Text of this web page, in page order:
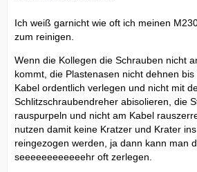
Ich weiß garnicht wie oft ich meinen
zum reinigen.
Wenn die Kollegen die Schrauben nicht
kommt, die Plastenasen nicht dehnen bis
Kabel ordentlich verlegen und nicht mit
Schlitzschraubendreher abisolieren, die
rauspurpeln und nicht am Kabel
nutzen damit keine Kratzer und Krater
reingezogen werden, ja dann kann man
seeeeeeeeeeeehr oft zerlegen.